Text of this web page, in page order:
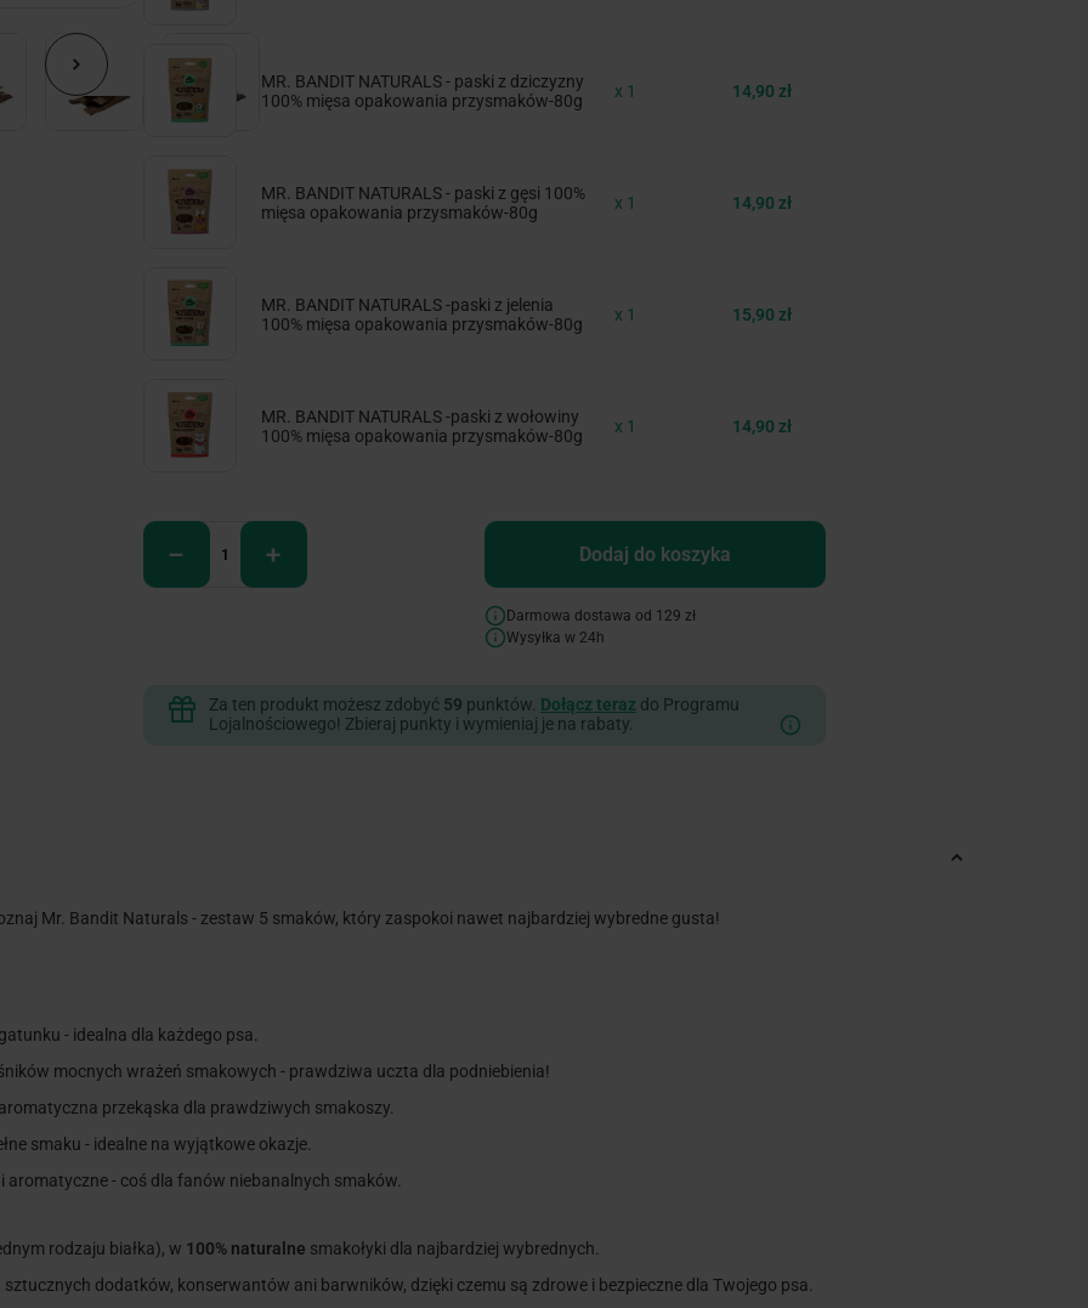
MR. BANDIT NATURALS - paski z dziczyzny
100% mięsa opakowania przysmaków-80g
x 1 14,90 zł
MR. BANDIT NATURALS - paski z gęsi 100%
mięsa opakowania przysmaków-80g
x 1 14,90 zł
MR. BANDIT NATURALS -paski z jelenia
100% mięsa opakowania przysmaków-80g
x 1 15,90 zł
MR. BANDIT NATURALS -paski z wołowiny
100% mięsa opakowania przysmaków-80g
x 1 14,90 zł
Dodaj do koszyka
Darmowa dostawa od 129 zł
Wysyłka w 24h
Za ten produkt możesz zdobyć 59 punktów. Dołącz terazdo Programu
Lojalnościowego! Zbieraj punkty i wymieniaj je na rabaty.
Mr. Bandit Naturals - zestaw 5 smaków, który zaspokoi nawet najbardziej wybredne gusta!
- idealna dla każdego psa.
mocnych wrażeń smakowych - prawdziwa uczta dla podniebienia!
przekąska dla prawdziwych smakoszy.
smaku - idealne na wyjątkowe okazje.
- coś dla fanów niebanalnych smaków.
rodzaju białka), w 100% naturalne smakołyki dla najbardziej wybrednych.
dodatków, konserwantów ani barwników, dzięki czemu są zdrowe i bezpieczne dla Twojego psa.